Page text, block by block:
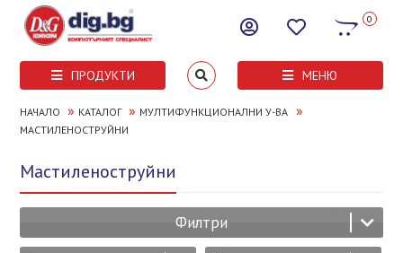
0
ПРОДУКТИ МЕНЮ
НАЧАЛО » КАТАЛОГ » МУЛТИФУНКЦИОНАЛНИ У-ВА »
МАСТИЛЕНОСТРУЙНИ
Мастиленоструйни
Филтри